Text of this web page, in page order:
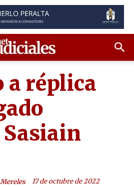
a réplica
17 de octubre de 2022